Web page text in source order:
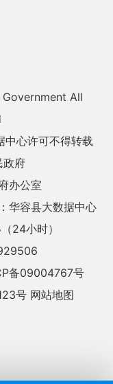
All
中心许可不得转载
政府
办公室
华容县大数据中心
24小时）
备09004767号
号 网站地图